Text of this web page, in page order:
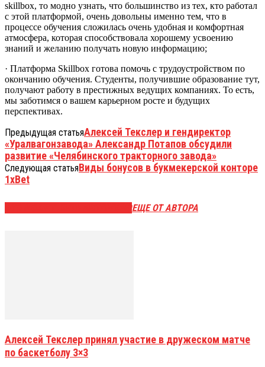
skillbox, то модно узнать, что большинство из тех, кто работал
с этой платформой, очень довольны именно тем, что в
процессе обучения сложилась очень удобная и комфортная
атмосфера, которая способствовала хорошему усвоению
знаний и желанию получать новую информацию;
· Платформа Skillbox готова помочь с трудоустройством по
окончанию обучения. Студенты, получившие образование тут,
получают работу в престижных ведущих компаниях. То есть,
мы заботимся о вашем карьерном росте и будущих
перспективах.
Предыдущая статьяАлексей Текслер и гендиректор
«Уралвагонзавода» Александр Потапов обсудили
развитие «Челябинского тракторного завода»
Следующая статьяВиды бонусов в букмекерской конторе
1xBet
ЕЩЕ ОТ АВТОРА
Алексей Текслер принял участие в дружеском матче
по баскетболу 3×3